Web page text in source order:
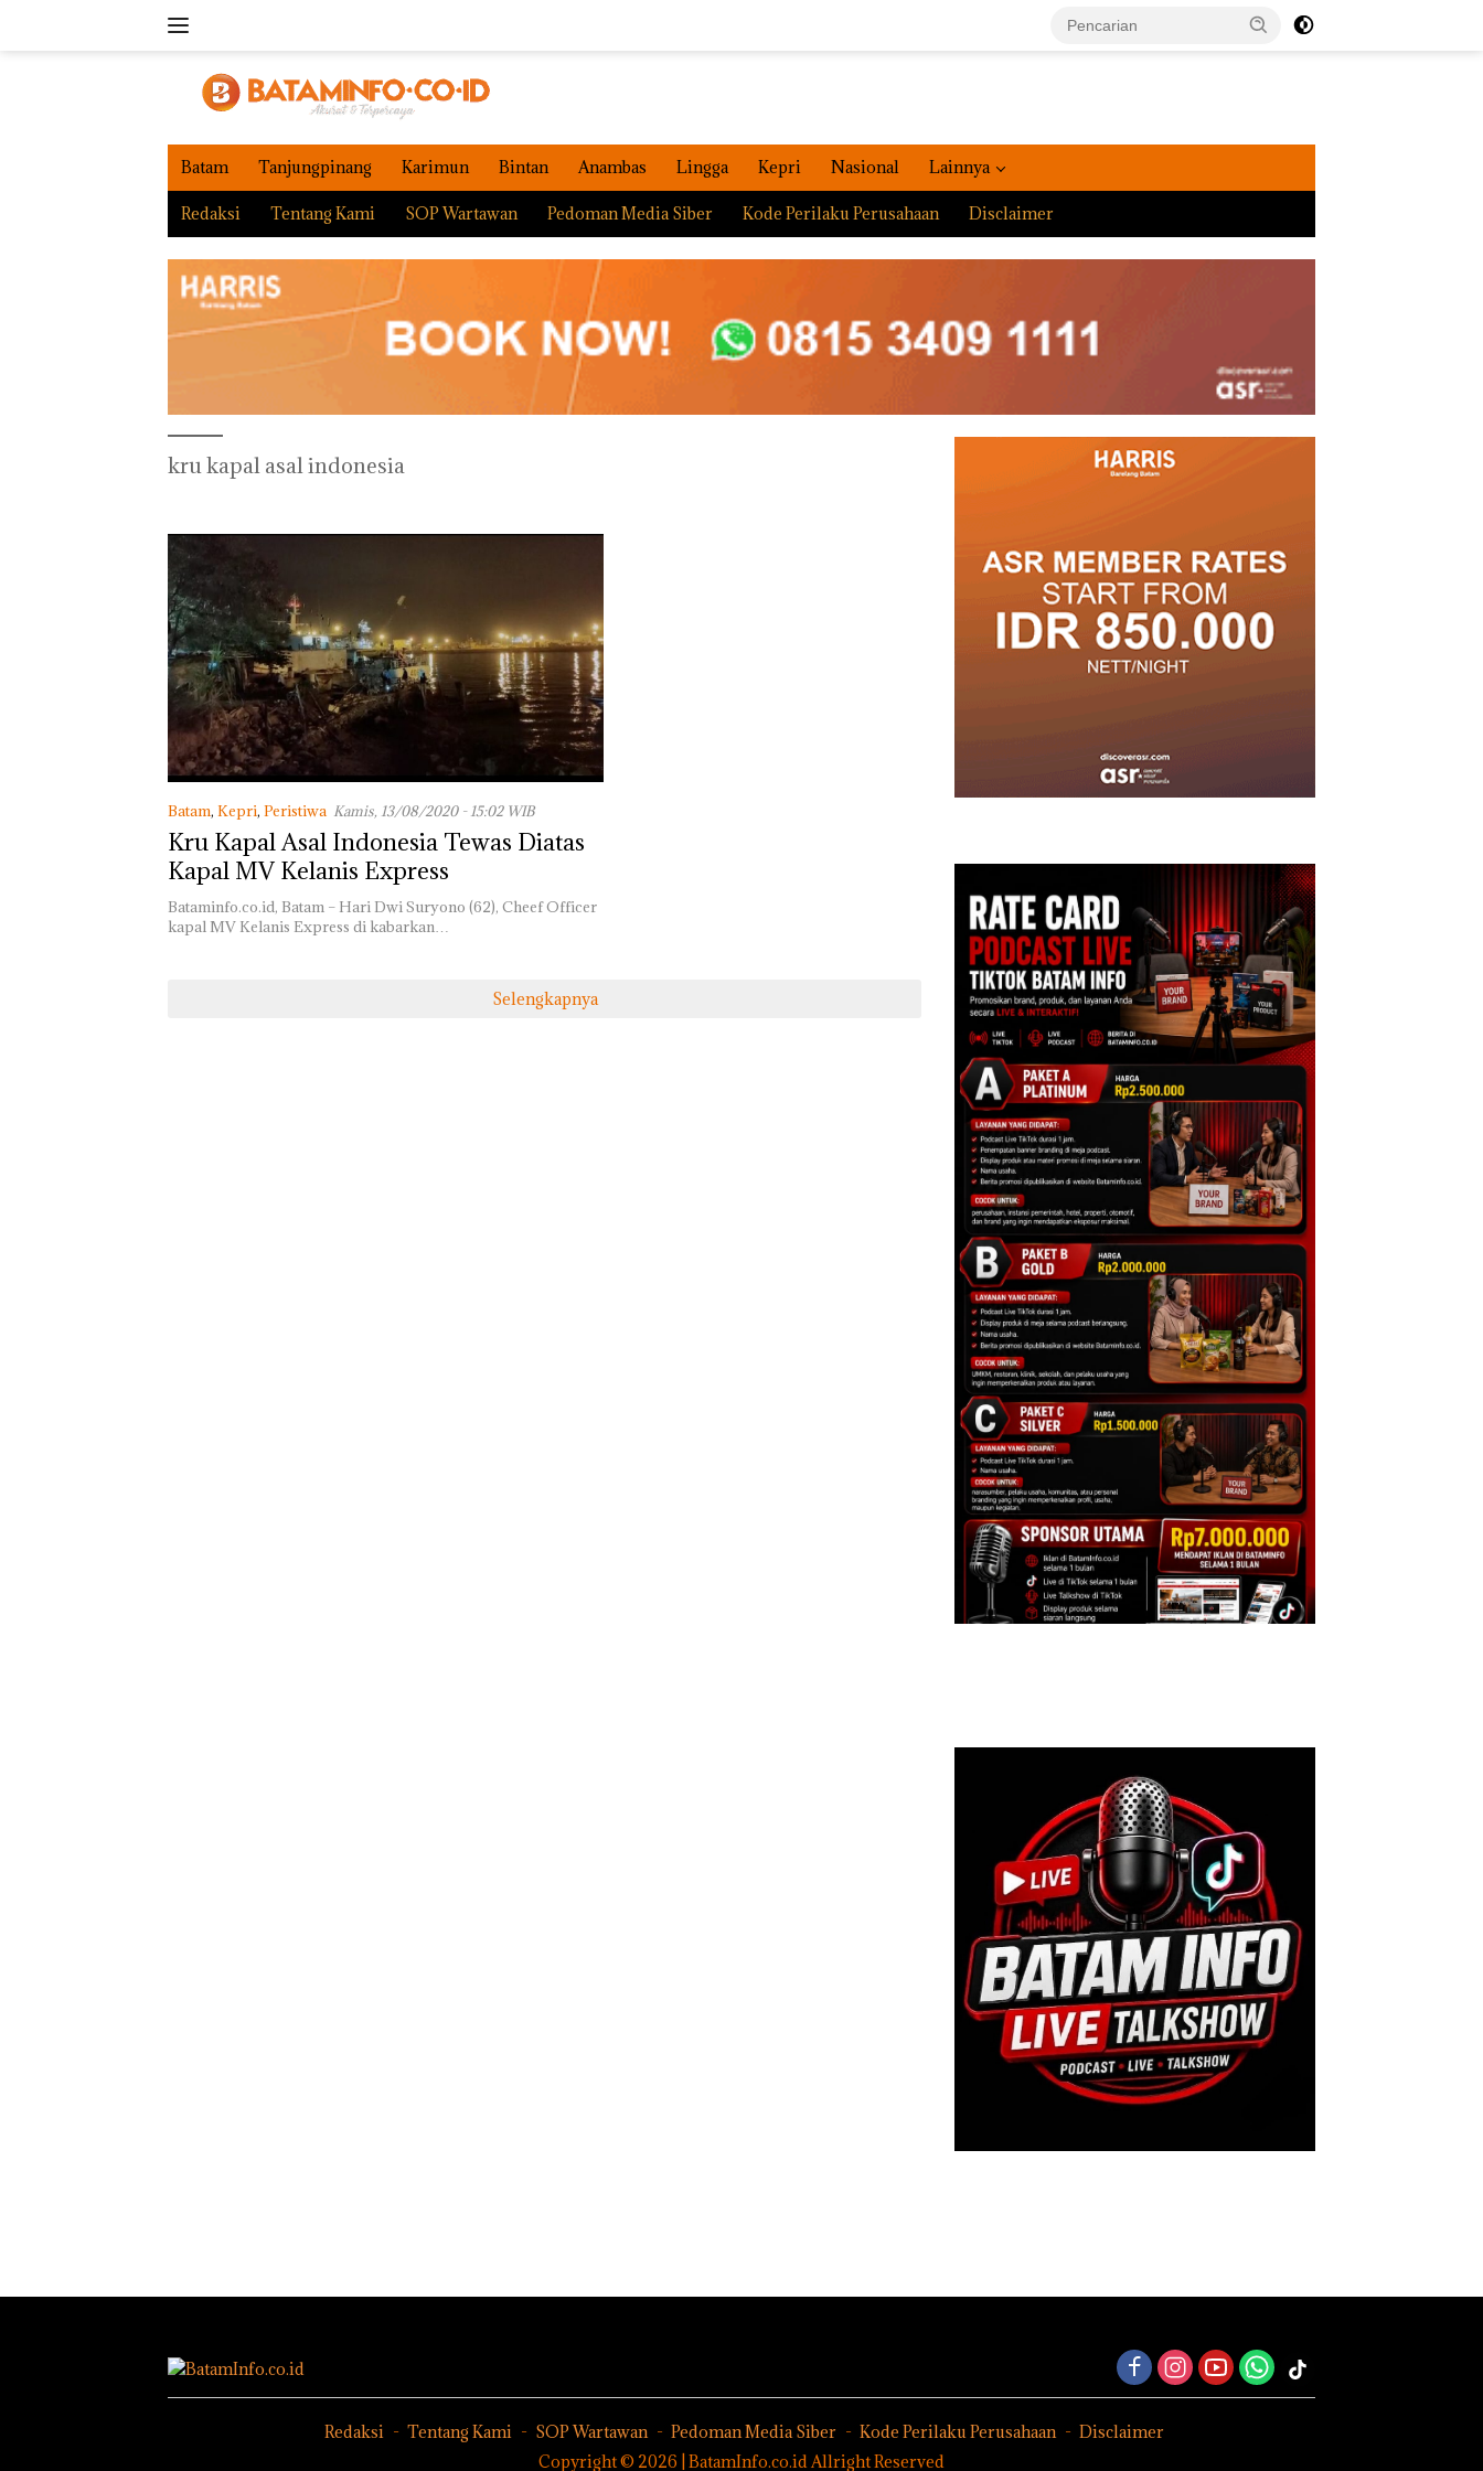
Batam Tanjungpinang Karimun Bintan Anambas Lingga Kepri Nasional Lainnya
Redaksi Tentang Kami SOP Wartawan Pedoman Media Siber Kode Perilaku Perusahaan Disclaimer
kru kapal asal indonesia
Batam, Kepri, Peristiwa Kamis, 13/08/2020 - 15:02 WIB
Kru Kapal Asal Indonesia Tewas Diatas
Kapal MV Kelanis Express
Bataminfo.co.id, Batam – Hari Dwi Suryono (62), Cheef Officer
kapal MV Kelanis Express di kabarkan…
Selengkapnya
Redaksi Tentang Kami SOP Wartawan Pedoman Media Siber Kode Perilaku Perusahaan
Disclaimer
Copyright © 2026 | BatamInfo.co.id Allright Reserved